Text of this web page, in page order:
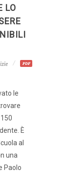
LO
PDF
le
È
al
una
Paolo